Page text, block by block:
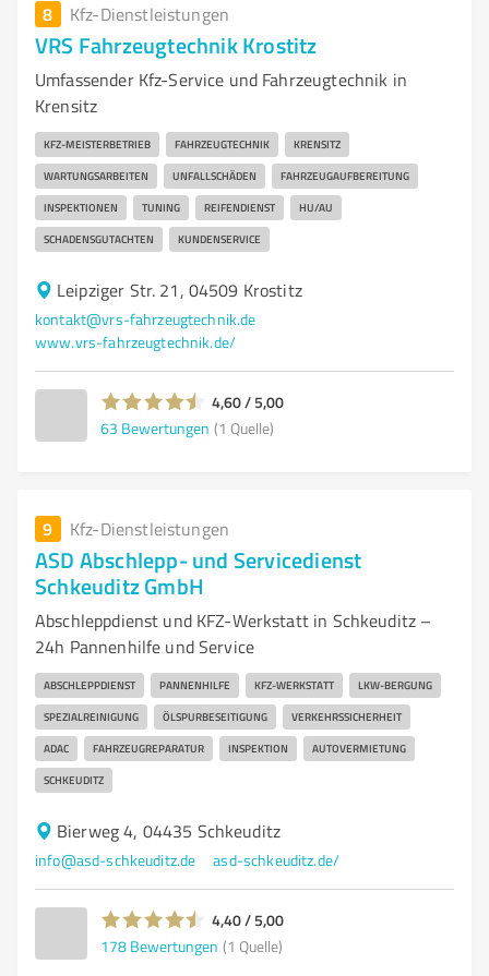
8 Kfz-Dienstleistungen
VRS Fahrzeugtechnik Krostitz
Umfassender Kfz-Service und Fahrzeugtechnik in
Krensitz
KFZ-MEISTERBETRIEB FAHRZEUGTECHNIK KRENSITZ
WARTUNGSARBEITEN UNFALLSCHÄDEN FAHRZEUGAUFBEREITUNG
INSPEKTIONEN TUNING REIFENDIENST HU/AU
SCHADENSGUTACHTEN KUNDENSERVICE
Leipziger Str. 21, 04509 Krostitz
kontakt@vrs-fahrzeugtechnik.de
www.vrs-fahrzeugtechnik.de/
4,60 / 5,00
63 Bewertungen (1 Quelle)
9 Kfz-Dienstleistungen
ASD Abschlepp- und Servicedienst
Schkeuditz GmbH
Abschleppdienst und KFZ-Werkstatt in Schkeuditz –
24h Pannenhilfe und Service
ABSCHLEPPDIENST PANNENHILFE KFZ-WERKSTATT LKW-BERGUNG
SPEZIALREINIGUNG ÖLSPURBESEITIGUNG VERKEHRSSICHERHEIT
ADAC FAHRZEUGREPARATUR INSPEKTION AUTOVERMIETUNG
SCHKEUDITZ
Bierweg 4, 04435 Schkeuditz
info@asd-schkeuditz.de asd-schkeuditz.de/
4,40 / 5,00
178 Bewertungen (1 Quelle)